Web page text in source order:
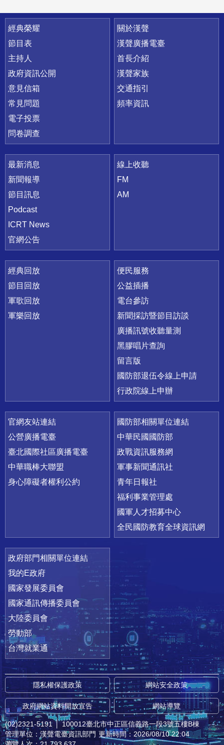
快速連結
經典榮耀
節目表
主持人
政府資訊公開
意見信箱
常見問題
電子投票
問卷調查
關於漢聲
漢聲廣播電臺
首長介紹
漢聲家族
交通指引
頻率資訊
最新消息
新聞報導
節目訊息
Podcast
ICRT News
官網公告
線上收聽
FM
AM
經典回放
節目回放
軍歌回放
軍樂回放
便民服務
公益插播
電台參訪
新聞採訪暨節目訪談
廣播訊號收聽量測
黑膠唱片查詢
留言版
國防部退伍令線上申請
行政院線上申辦
官網友站連結
公營廣播電臺
臺北國際社區廣播電臺
中華職棒大聯盟
身心障礙者權利公約
國防部相關單位連結
中華民國國防部
政戰資訊服務網
軍事新聞通訊社
青年日報社
福利事業管理處
國軍人才招募中心
全民國防教育全球資訊網
政府部門相關單位連結
我的E政府
國家發展委員會
國家通訊傳播委員會
大陸委員會
勞動部
台灣就業通
隱私權保護政策 網站安全政策
政府網站資料開放宣告 網站導覽
(02)2321-5191 │ 100012臺北市中正區信義路一段3號五樓B棟
管理單位：漢聲電臺資訊部門 更新時間：2026/08/10 22:04